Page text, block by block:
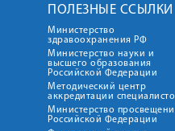
ПОЛЕЗНЫЕ ССЫЛКИ
Министерство
здравоохранения РФ
Министерство науки и
высшего образования
Российской Федерации
Методический центр
аккредитации
Министерство
Российской Федерации